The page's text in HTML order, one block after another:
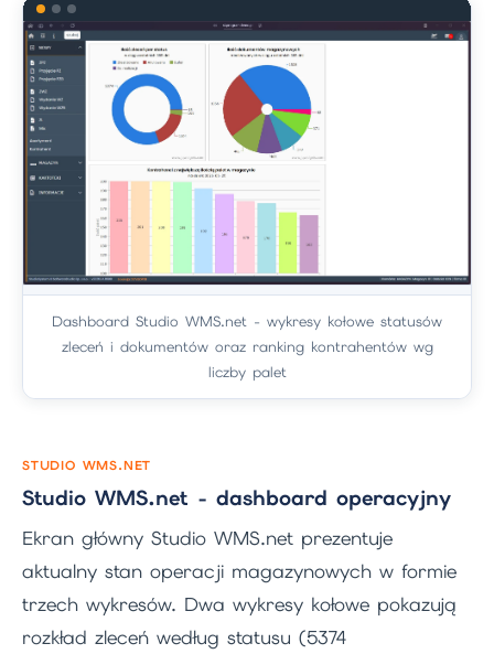
Dashboard Studio WMS.net - wykresy kołowe statusów
zleceń i dokumentów oraz ranking kontrahentów wg
liczby palet
STUDIO WMS.NET
Studio WMS.net - dashboard operacyjny
Ekran główny Studio WMS.net prezentuje
aktualny stan operacji magazynowych w formie
trzech wykresów. Dwa wykresy kołowe pokazują
rozkład zleceń według statusu (5374